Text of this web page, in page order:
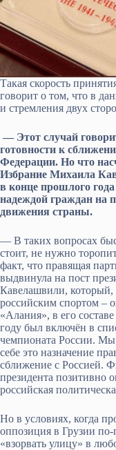
Такая скорость
говорит о том, что в
и стремления двух
— Этот случай
готовности к
Федерации. Но что
Избрание Михаила
в конце прошлого
надеждой граждан на
движения страны.
— В таких вопросах
стоит, не нужно
факт, что правящая
выдвинула на пост
Кавелашвили, который,
российским спортом –
«Алания», в его
году был включён в
чемпионата России. Мы
себе это назначение
сближение с Россией.
президента позитивно
российская
Но в условиях, когда
оппозиция в Грузии
«взорвать улицу» в